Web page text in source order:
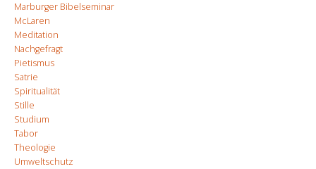
Marburger Bibelseminar
McLaren
Meditation
Nachgefragt
Pietismus
Satrie
Spiritualität
Stille
Studium
Tabor
Theologie
Umweltschutz